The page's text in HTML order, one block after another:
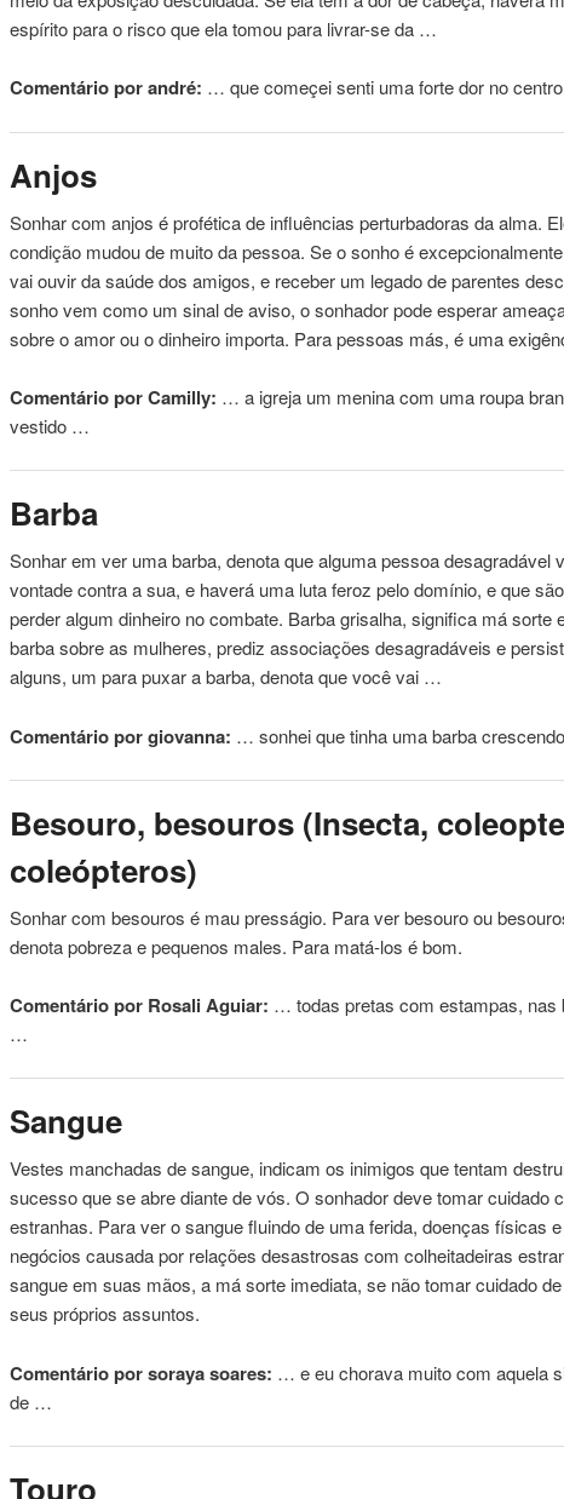
espírito para o risco que ela tomou para livrar-se da …
Comentário por andré: … que começei senti umaforte dor no
Anjos
Sonharcom anjos é profética de influências perturbadoras da alma.
condição mudou de muito dapessoa. Se o sonho é
vai ouvir da saúde dos amigos, e receber um legado de parentes
sonho vem como um sinal de aviso, o sonhador pode esperar
sobre o amor ou o dinheiro importa. Para pessoas más, é uma
Comentário por Camilly: … a igreja um meninacom uma roupa
vestido …
Barba
Sonhar em ver umabarba, denota que algumapessoadesagradável
vontade contra a sua, e haverá uma luta feroz pelo domínio, e que
perder algum dinheiro no combate. Barba grisalha, significa má sorte
barba sobre as mulheres, prediz associações desagradáveis ​​e
alguns, um para puxar a barba, denota que você vai …
Comentário por giovanna: … sonhei que tinha umabarba
Besouro, besouros (Insecta,
coleópteros)
Sonharcom besouros é mau presságio. Para ver besouro ou
denota pobreza e pequenos males. Para matá-los é bom.
Comentário por Rosali Aguiar: … todas pretascom estampas, nas
…
Sangue
Vestes manchadas de sangue, indicam os inimigos que tentam
sucesso que se abre diante de vós. O sonhador deve tomar cuidado
estranhas. Para ver o sangue fluindo de umaferida, doenças físicas
negócios causada por relações desastrosascom colheitadeiras
sangue em suas mãos, a má sorte imediata, se não tomar cuidado
seus próprios assuntos.
Comentário por soraya soares: … e eu chorava muitocom aquela
de …
Touro